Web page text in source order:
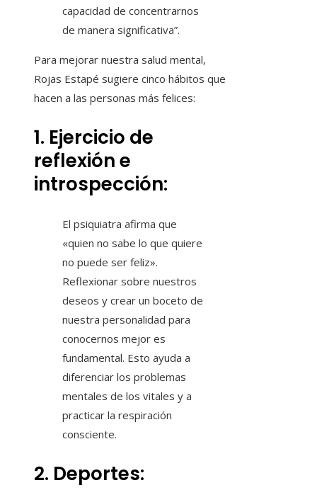
capacidad de concentrarnos
de manera significativa”.
Para mejorar nuestra salud mental,
Rojas Estapé sugiere cinco hábitos que
hacen a las personas más felices:
1. Ejercicio de
reflexión e
introspección:
El psiquiatra afirma que
«quien no sabe lo que quiere
no puede ser feliz».
Reflexionar sobre nuestros
deseos y crear un boceto de
nuestra personalidad para
conocernos mejor es
fundamental. Esto ayuda a
diferenciar los problemas
mentales de los vitales y a
practicar la respiración
consciente.
2. Deportes: